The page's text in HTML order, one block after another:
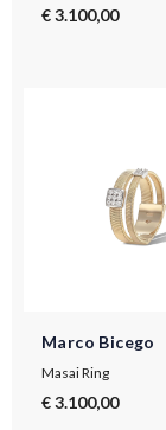
€ 3.100,00
Marco Bicego
Masai Ring
€ 3.100,00